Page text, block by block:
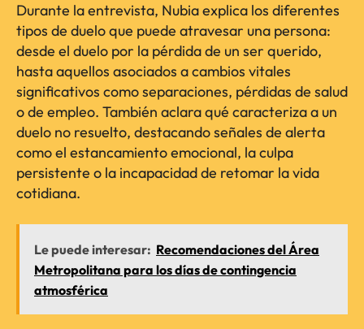
Durante la entrevista, Nubia explica los diferentes
tipos de duelo que puede atravesar una persona:
desde el duelo por la pérdida de un ser querido,
hasta aquellos asociados a cambios vitales
significativos como separaciones, pérdidas de salud
o de empleo. También aclara qué caracteriza a un
duelo no resuelto, destacando señales de alerta
como el estancamiento emocional, la culpa
persistente o la incapacidad de retomar la vida
cotidiana.
Le puede interesar: Recomendaciones del Área
Metropolitana para los días de contingencia
atmosférica